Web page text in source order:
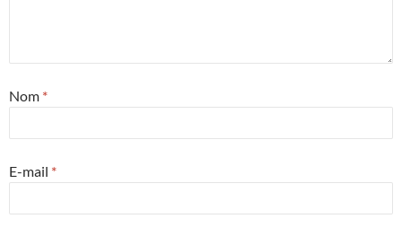
Nom *
E-mail *